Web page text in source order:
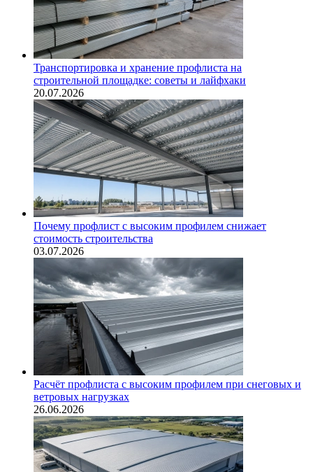
Транспортировка и хранение профлиста на
строительной площадке: советы и лайфхаки
20.07.2026
Почему профлист с высоким профилем снижает
стоимость строительства
03.07.2026
Расчёт профлиста с высоким профилем при снеговых и
ветровых нагрузках
26.06.2026